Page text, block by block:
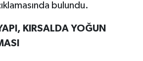
bulundu.
KIRSALDA YOĞUN